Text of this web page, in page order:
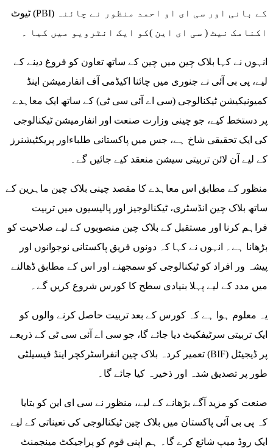
ٹیوٹ (PBI) کے بانی اور سی ای او احمد منظور نے چائنہ
اکنامک نیٹ ( سی ای این )کو ایک انٹرویو میں کیا ۔
انہوں نے کہا بلاک چین میں چین کے ساتھ تعاون کو فروغ دینے کے
لیے، پی بی آئی نے جنوری میں چائنا اکیڈمی آف انفارمیشن اینڈ
کمیونیکیشن ٹیکنالوجی (سی اے آئی سی ٹی) کے ساتھ ایک معاہدے
پر دستخط کیے، جو چینی وزارت صنعت اور انفارمیشن ٹیکنالوجی
کی ایک تحقیقی شاخ ہے، جس میں پاکستانی طلباءاور پریکٹیشنرز
کے لیے آن لائن تربیتی سیشن منعقد کیے جائیں گے۔
منظور کے مطابق اس معاہدے کا مقصد چینی بلاک چین ماہرین کے
ساتھ بلاک چین انڈسٹری، ٹیکنالوجیز اور پالیسیوں میں تربیت
فراہم کرنا اور مستقبل کے بلاک چین منصوبوں کے لیے صلاحیت کو
بڑھانا ہے۔ انہوں نے کہا کہ دونوں فریق پاکستانی نوجوانوں اور
پیشہ ور افراد کو ٹیکنالوجی کو سمجھنے اور اس کے مطابق ڈھالنے
میں مدد کے لیے پہلا بنیادی سطح کا کورس شروع کریں گے۔
یہ معلوم ہوا ہے کہ کورس کے بعد تربیت حاصل کرنے والوں کو
ایک تربیتی سرٹیفکیٹ دیا جائے گا، جو سی اے آئی سی ٹی کے ذریعے
تعمیر کردہ بلاک چین انفراسٹرکچر اینڈ فیسیلٹی (BIF) پر ڈیجیٹل
طور پر تصدیق شدہ اور ذخیرہ کیا جائے گا۔
کہ پی بی آئی پاکستان میں بلاک چین ٹیکنالوجی کی تعیناتی کے لیے
ایک روڈ میپ شائع کرے گا۔ ہم اپنی قوم کو پراجیکٹ مینجمنٹ